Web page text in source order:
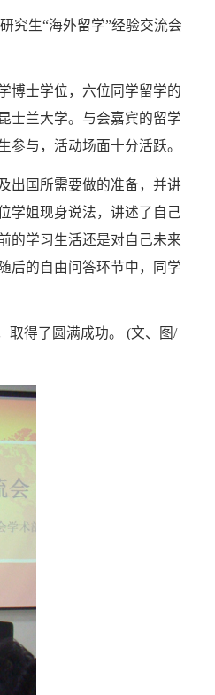
究生“海外留学”经验交流会
博士学位，六位同学留学的
士兰大学。与会嘉宾的留学
与，活动场面十分活跃。
出国所需要做的准备，并讲
学姐现身说法，讲述了自己
的学习生活还是对自己未来
后的自由问答环节中，同学
取得了圆满成功。 (文、图/